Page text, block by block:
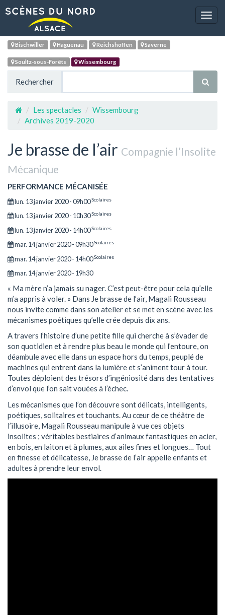
Bischwiller Haguenau Reichshoffen Saverne
Soultz-sous-Forêts Wissembourg
Rechercher
Les spectacles
Wissembourg
Archives 2019-2020
Je brasse de l’air Compagnie l’Insolite
Mécanique
PERFORMANCE MÉCANISÉE
lun. 13 janvier 2020 - 09h00Scolaires
lun. 13 janvier 2020 - 10h30Scolaires
lun. 13 janvier 2020 - 14h00Scolaires
mar. 14 janvier 2020 - 09h30Scolaires
mar. 14 janvier 2020 - 14h00Scolaires
mar. 14 janvier 2020 - 19h30
« Ma mère n’a jamais su nager. C’est peut-être pour cela qu’elle
m’a appris à voler. » Dans Je brasse de l’air, Magali Rousseau
nous invite comme dans son atelier et se met en scène avec les
mécanismes poétiques qu’elle crée depuis dix ans.
A travers l’histoire d’une petite fille qui cherche à s’évader de
son quotidien et à rendre plus beau le monde qui l’entoure, on
déambule avec elle dans un espace hors du temps, peuplé de
machines qui entrent dans la lumière et s’animent tour à tour.
Toutes déploient des trésors d’ingéniosité dans des tentatives
d’envol que l’on sait vouées à l’échec.
Les mécanismes que l’on découvre sont délicats, intelligents,
poétiques, solitaires et touchants. Au cœur de ce théâtre de
l’illusoire, Magali Rousseau manipule à vue ces objets
insolites ; véritables bestiaires d’animaux fantastiques en acier,
en bois, en laiton et à plumes, aux ailes fines et longues… Tout
en finesse et délicatesse, Je brasse de l’air appelle enfants et
adultes à prendre leur envol.